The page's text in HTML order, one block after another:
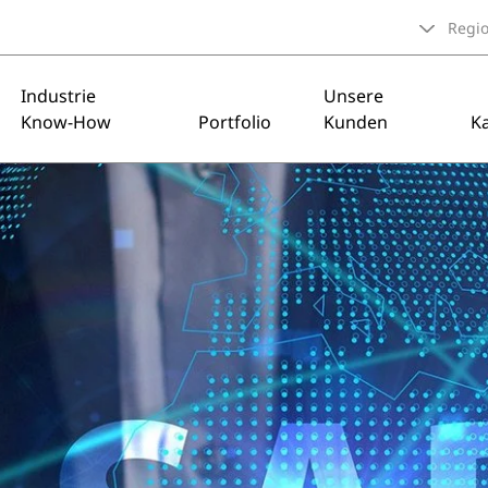
Industrie
Know-How
Portfolio
Unsere
Kunden